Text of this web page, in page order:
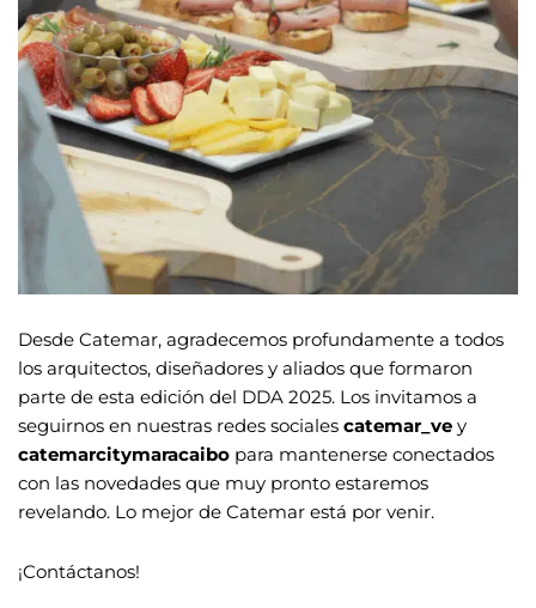
Desde Catemar, agradecemos profundamente a todos
los arquitectos, diseñadores y aliados que formaron
parte de esta edición del DDA 2025. Los invitamos a
seguirnos en nuestras redes sociales catemar_ve y
catemarcitymaracaibo para mantenerse conectados
con las novedades que muy pronto estaremos
revelando. Lo mejor de Catemar está por venir.
¡Contáctanos!